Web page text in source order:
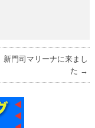
新門司マリーナに来まし
た →